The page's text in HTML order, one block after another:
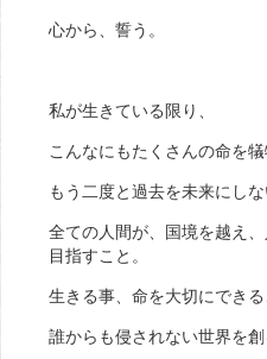
心から、誓う。
私が生きている限り、
こんなにもたくさんの命を
もう二度と過去を未来にしな
全ての人間が、国境を越え
目指すこと。
生きる事、命を大切にできる
誰からも侵されない世界を創